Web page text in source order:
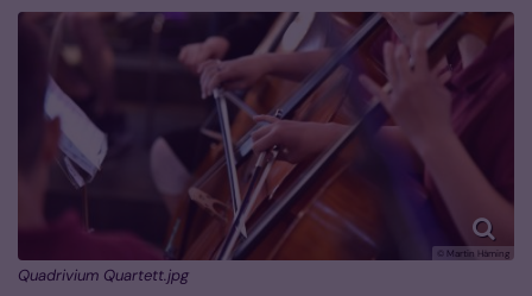
© Martin Häming
Quadrivium Quartett.jpg